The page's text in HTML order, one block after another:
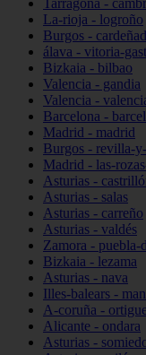
Tarragona -
La-rioja - logroño
Burgos -
álava - vitoria-
Bizkaia - bilbao
Valencia - gandia
Valencia -
Barcelona -
Madrid - madrid
Burgos - revilla-
Madrid - las-
Asturias -
Asturias - salas
Asturias - carreño
Asturias - valdés
Zamora - puebla-
Bizkaia - lezama
Asturias - nava
Illes-balears -
A-coruña -
Alicante - ondara
Asturias -